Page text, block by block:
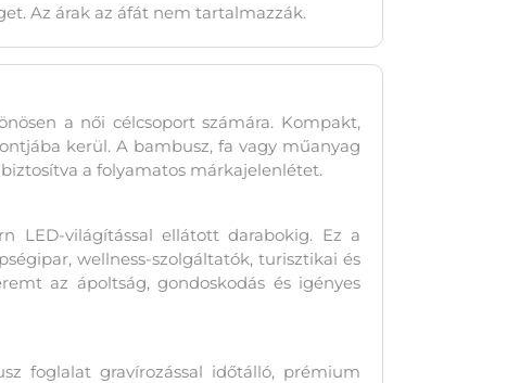
Az árak az áfát nem tartalmazzák.
a női célcsoport számára. Kompakt,
kerül. A bambusz, fa vagy műanyag
a folyamatos márkajelenlétet.
LED-világítással ellátott darabokig. Ez a
wellness-szolgáltatók, turisztikai és
az ápoltság, gondoskodás és igényes
foglalat gravírozással időtálló, prémium